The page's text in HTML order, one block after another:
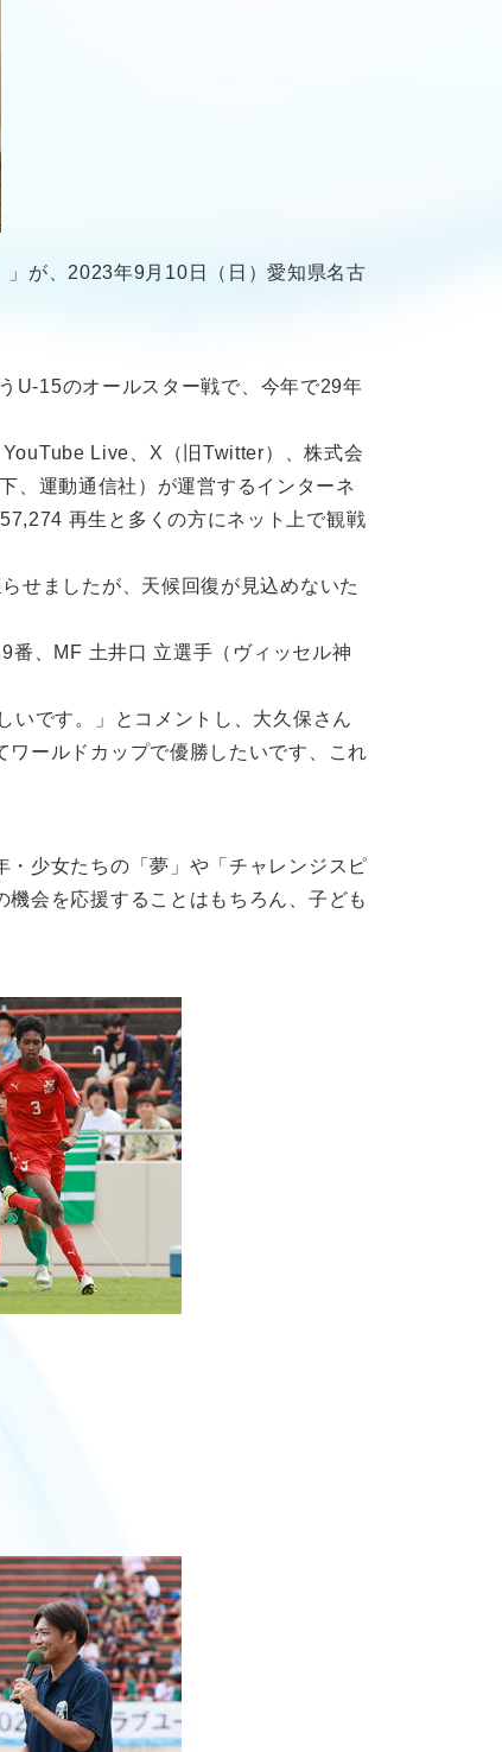
が、2023年9月10日（日）愛知県名古
U-15のオールスター戦で、今年で29年
Live、X（旧Twitter）、株式会
、運動通信社）が運営するインターネ
再生と多くの方にネット上で観戦
せましたが、天候回復が見込めないた
、MF 土井口 立選手（ヴィッセル神
いです。」とコメントし、大久保さん
ールドカップで優勝したいです、これ
少女たちの「夢」や「チャレンジスピ
会を応援することはもちろん、子ども